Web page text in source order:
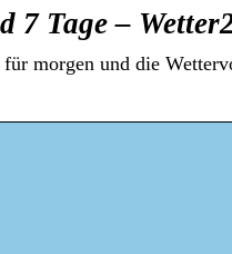
7 Tage –
morgen und die